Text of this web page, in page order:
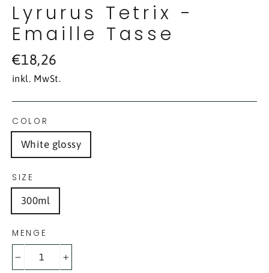
Lyrurus Tetrix -
Emaille Tasse
Normaler
Preis
€18,26
inkl. MwSt.
COLOR
White glossy
SIZE
300ml
MENGE